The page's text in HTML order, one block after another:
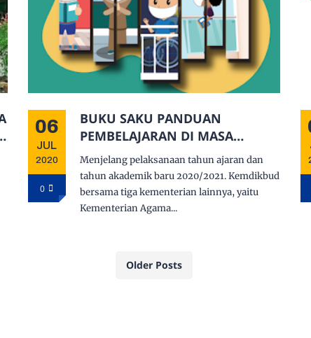
06
JUL
2020
0
BUKU SAKU PANDUAN
PEMBELAJARAN DI MASA
PANDEMI COVID-19
Menjelang pelaksanaan tahun ajaran dan
tahun akademik baru 2020/2021. Kemdikbud
bersama tiga kementerian lainnya, yaitu
Kementerian Agama...
Older Posts